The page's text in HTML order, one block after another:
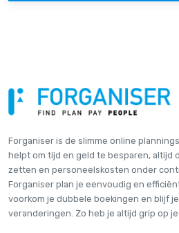
Forganiser is de slimme online
helpt om tijd en geld te besparen, altijd
zetten en personeelskosten onder
Forganiser plan je eenvoudig en
voorkom je dubbele boekingen en blijf
veranderingen. Zo heb je altijd grip op